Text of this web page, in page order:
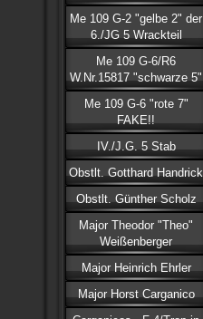
Me 109 G-2 "gelbe 2" der
6./JG 5 Wrackteil
Me 109 G-6/R6
W.Nr.15817 "schwarze 5"
Me 109 G-6 "rote 7"
FAKE!!
IV./J.G. 5 Stab
Obstlt. Gotthard Handrick
Obstlt. Günther Scholz
Major Theodor "Theo"
Weißenberger
Major Heinrich Ehrler
Major Horst Carganico